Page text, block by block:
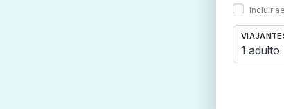
Incluir
1 adulto